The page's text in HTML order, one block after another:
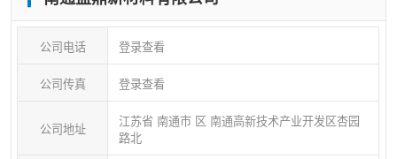
南通盟星科技鸟瞰图，项目位于南通通州高新科技产
南通盟鼎新材料有限公司是一家专业研发，设计，生
产，制造矿物复合材料（人造花岗岩，矿物铸件，树
脂混凝土）的新型企业，产品应用涉及高精密磨床、
公司电话 登录查看
公司传真 登录查看
公司地址
江苏省 南通市 区 南通高新技术产业开发区杏园
路北